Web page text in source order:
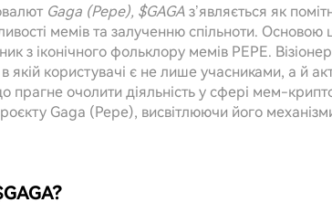
Gaga (Pepe), $GAGA з’являється як
мемів та залученню спільноти. Основою
з іконічного фольклору мемів PEPE.
якій користувачі є не лише учасниками, а й
прагне очолити діяльність у сфері мем-
Gaga (Pepe), висвітлюючи його